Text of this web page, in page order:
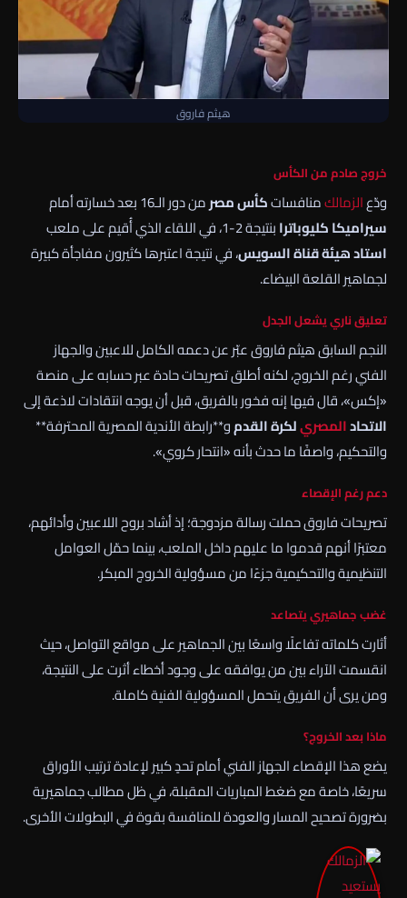
هيثم فاروق
خروج صادم من الكأس
ودّعالزمالكمنافساتكأس مصرمن دور الـ16 بعد خسارته أمام
سيراميكا كليوباترابنتيجة 2-1، في اللقاء الذي أُقيم على ملعب
استاد هيئة قناة السويس، في نتيجة اعتبرها كثيرون مفاجأة كبيرة
لجماهير القلعة البيضاء.
تعليق ناري يشعل الجدل
النجم السابق هيثم فاروق عبّر عن دعمه الكامل للاعبين والجهاز
الفني رغم الخروج، لكنه أطلق تصريحات حادة عبر حسابه على منصة
«إكس»، قال فيها إنه فخور بالفريق، قبل أن يوجه انتقادات لاذعة إلى
الاتحادالمصريلكرة القدمو**رابطة الأندية المصرية المحترفة**
والتحكيم، واصفًا ما حدث بأنه «انتحار كروي».
دعم رغم الإقصاء
تصريحات فاروق حملت رسالة مزدوجة؛ إذ أشاد بروح اللاعبين وأدائهم،
معتبرًا أنهم قدموا ما عليهم داخل الملعب، بينما حمّل العوامل
التنظيمية والتحكيمية جزءًا من مسؤولية الخروج المبكر.
غضب جماهيري يتصاعد
أثارت كلماته تفاعلًا واسعًا بين الجماهير على مواقع التواصل، حيث
انقسمت الآراء بين من يوافقه على وجود أخطاء أثرت على النتيجة،
ومن يرى أن الفريق يتحمل المسؤولية الفنية كاملة.
ماذا بعد الخروج؟
يضع هذا الإقصاء الجهاز الفني أمام تحدٍ كبير لإعادة ترتيب الأوراق
سريعًا، خاصة مع ضغط المباريات المقبلة، في ظل مطالب جماهيرية
بضرورة تصحيح المسار والعودة للمنافسة بقوة في البطولات الأخرى.